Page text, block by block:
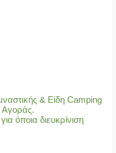
& Είδη Camping
Αγοράς.
όποια διευκρίνιση